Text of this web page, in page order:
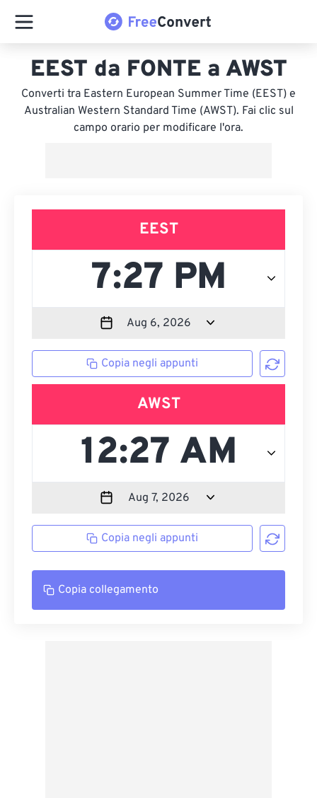
EEST da FONTE a AWST
Converti tra Eastern European Summer Time (EEST) e
Australian Western Standard Time (AWST). Fai clic sul
campo orario per modificare l'ora.
EEST
Copia negli appunti
AWST
Copia negli appunti
Copia collegamento